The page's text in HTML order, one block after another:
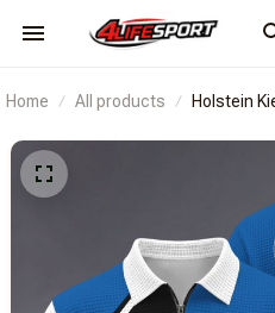
Home All products Holstein